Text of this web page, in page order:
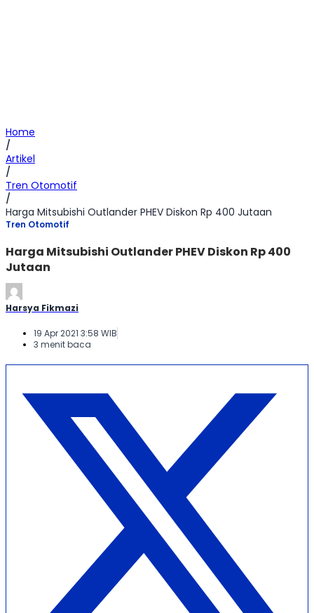
Home
/
Artikel
/
Tren Otomotif
/
Harga Mitsubishi Outlander PHEV Diskon Rp 400 Jutaan
Tren Otomotif
Harga Mitsubishi Outlander PHEV Diskon Rp 400
Jutaan
Harsya Fikmazi
19 Apr 2021 3:58 WIB
3 menit baca